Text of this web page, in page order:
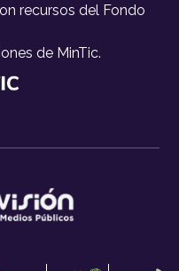
recursos del Fondo
de MinTic.